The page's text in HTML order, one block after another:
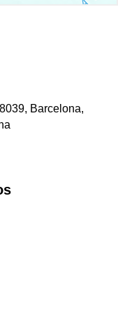
Barcelona,